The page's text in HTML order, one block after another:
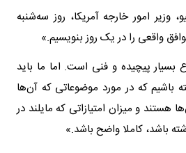
وزیر امور خارجه آمریکا، روز سه‌شنبه
واقعی را در یک روز بنویسیم.»
پیچیده و فنی است. اما ما باید
باشیم که در مورد موضوعاتی که آن‌ها
هستند و میزان امتیازاتی که مایلند در
باشد، کاملا واضح باشد.»